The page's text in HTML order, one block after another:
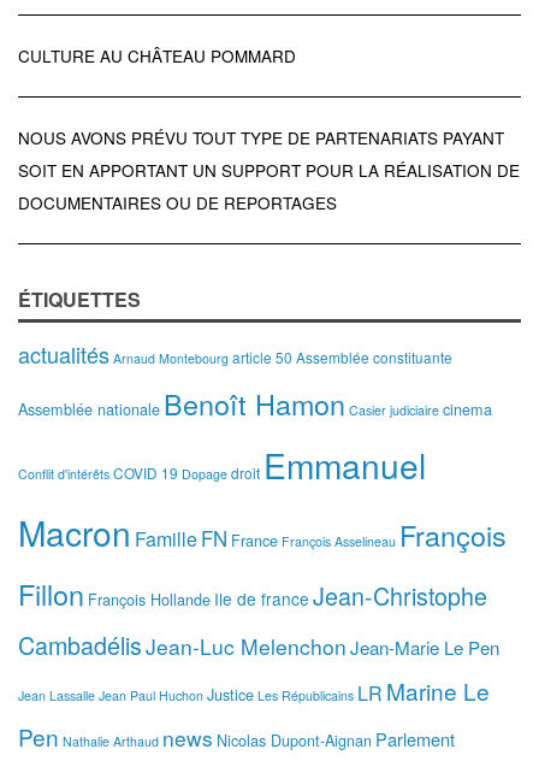
CULTURE AU CHÂTEAU POMMARD
NOUS AVONS PRÉVU TOUT TYPE DE PARTENARIATS PAYANT
SOIT EN APPORTANT UN SUPPORT POUR LA RÉALISATION DE
DOCUMENTAIRES OU DE REPORTAGES
ÉTIQUETTES
actualités Arnaud Montebourg article 50 Assemblée constituante
Assemblée nationale Benoît Hamon Casier judiciaire cinema
Conflit d'intérêts COVID 19 Dopage droit Emmanuel
Macron FamilleFN France François Asselineau François
Fillon François Hollande Ile de france Jean-Christophe
CambadélisJean-Luc MelenchonJean-Marie Le Pen
Jean Lassalle Jean Paul Huchon Justice Les Républicains LR Marine Le
Pen Nathalie Arthaud news Nicolas Dupont-Aignan Parlement